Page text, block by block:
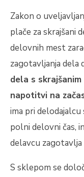
Zakon o
plače za skrajšani
delovnih mest
zagotavljanja dela
dela s
napotitvi na
ima pri
polni delovni čas,
delavcu zagotavlja
S sklepom se